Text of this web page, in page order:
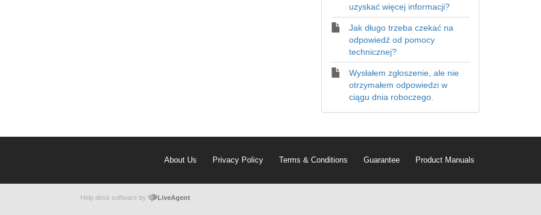
uzyskać więcej informacji?
Jak długo trzeba czekać na
odpowiedź od pomocy
technicznej?
Wysłałem zgłoszenie, ale nie
otrzymałem odpowiedzi w
ciągu dnia roboczego.
About Us Privacy Policy Terms & Conditions Guarantee Product Manuals
Help desk software by LiveAgent